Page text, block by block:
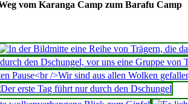
vom Karanga Camp zum Barafu Camp